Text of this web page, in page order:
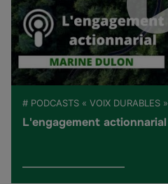
# PODCASTS « VOIX DURABLES »
L'engagement actionnarial